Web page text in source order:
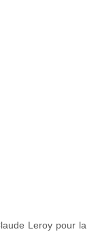
Leroy pour la